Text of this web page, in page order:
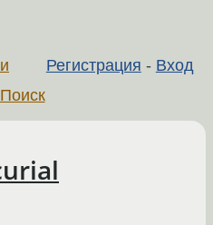
Регистрация - Вход
Поиск